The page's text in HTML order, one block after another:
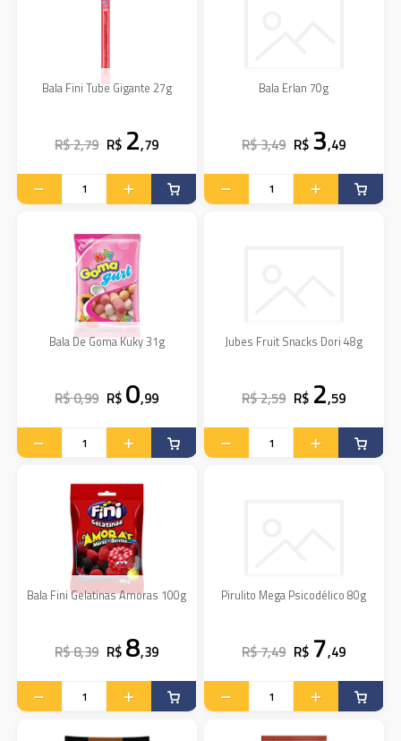
Bala Fini Tube Gigante 27g
R$ 2,79 R$ 2,79
Bala Erlan 70g
R$ 3,49 R$ 3,49
Bala De Goma Kuky 31g
R$ 0,99 R$ 0,99
Jubes Fruit Snacks Dori 48g
R$ 2,59 R$ 2,59
Bala Fini Gelatinas Amoras 100g
R$ 8,39 R$ 8,39
Pirulito Mega Psicodélico 80g
R$ 7,49 R$ 7,49